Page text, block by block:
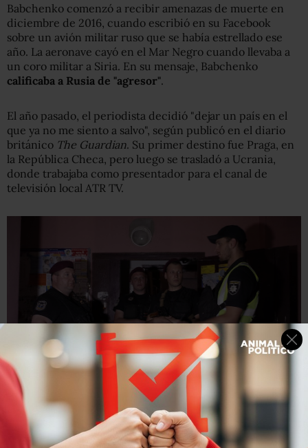
Babchenko comenzó a recibir amenazas de muerte en
diciembre de 2016, cuando escribió en su Facebook
sobre un avión militar ruso que se había estrellado ese
año. La aeronave cayó en el Mar Negro cuando llevaba a
un coro militar a Siria. En su mensaje, Babchenko
calificaba a Rusia de "agresor".
El año pasado, el periodista decidió "dejar un país en el
que ya no me siento a salvo", según publicó en el diario
británico The Guardian. Su primer destino fue Praga, en
la República Checa, pero luego se trasladó a Ucrania,
donde trabajaba como presentador para el canal de
televisión local ATR TV.
Reuters
La policía ucraniana cree que Arkady Babchenko fue
asesinado por sus "actividades profesionales".